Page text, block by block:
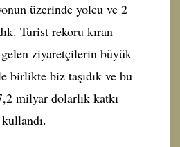
üzerinde yolcu ve 2
Turist rekoru kıran
ziyaretçilerin büyük
birlikte biz taşıdık ve bu
milyar dolarlık katkı